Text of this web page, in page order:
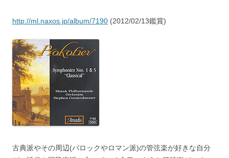
http://ml.naxos.jp/album/7190 (2012/02/13鑑賞)
古典派やその周辺(バロックやロマン派)の管弦楽が好きな自分